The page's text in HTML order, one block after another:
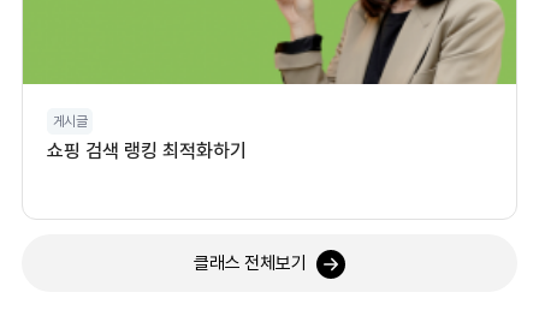
게시글
쇼핑 검색 랭킹 최적화하기
클래스 전체보기